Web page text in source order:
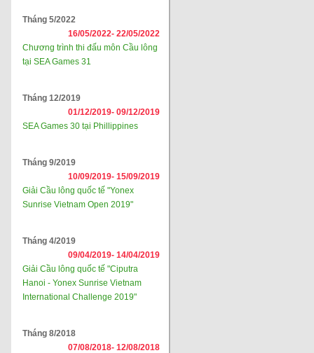
Tháng 5/2022
16/05/2022- 22/05/2022
Chương trình thi đấu môn Cầu lông
tại SEA Games 31
Tháng 12/2019
01/12/2019- 09/12/2019
SEA Games 30 tại Phillippines
Tháng 9/2019
10/09/2019- 15/09/2019
Giải Cầu lông quốc tế "Yonex
Sunrise Vietnam Open 2019"
Tháng 4/2019
09/04/2019- 14/04/2019
Giải Cầu lông quốc tế "Ciputra
Hanoi - Yonex Sunrise Vietnam
International Challenge 2019"
Tháng 8/2018
07/08/2018- 12/08/2018